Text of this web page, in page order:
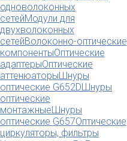
одноволоконных
сетейМодули для
двухволоконных
сетейВолоконно-оптические
компонентыОптические
адаптерыОптические
аттенюаторыШнуры
оптические G652DШнуры
оптические
монтажныеШнуры
оптические G657Оптические
циркуляторы, фильтры